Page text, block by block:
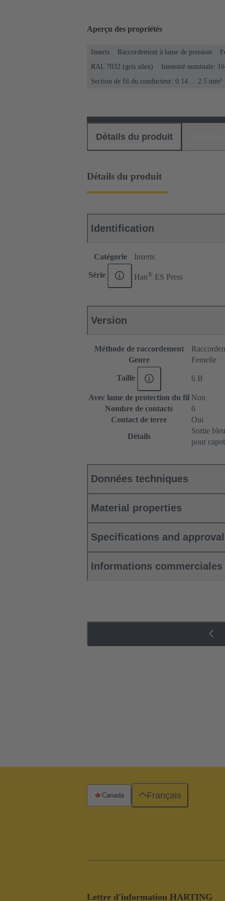
Aperçu des propriétés
Inserts Raccordement à lame de pression
RAL 7032 (gris silex)
Intensité nominale:
Section de fil du conducteur: 0.14 ... 2.5 mm²
Détails du produit
Détails du produit
Identification
Catégorie Inserts
Série Han® ES Press
Version
Méthode de raccordement
Genre
Femelle
Taille 6 B
Avec lame de protection du fil Non
Nombre de contacts
6
Contact de terre
Oui
Détails
Sortie
pour
Données techniques
Material properties
Specifications and
Informations commerciales
Lettre d'information HARTING
Canada Français